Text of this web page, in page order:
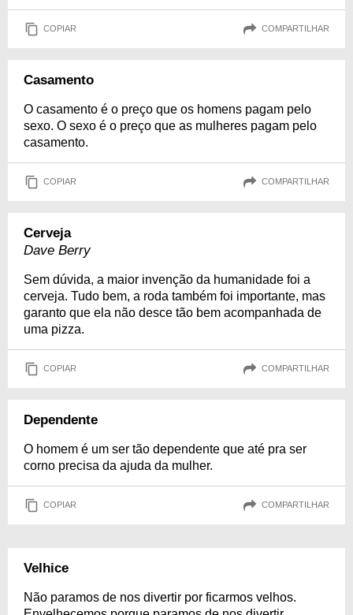
COPIAR COMPARTILHAR
Casamento
O casamento é o preço que os homens pagam pelo
sexo. O sexo é o preço que as mulheres pagam pelo
casamento.
COPIAR COMPARTILHAR
Cerveja
Dave Berry
Sem dúvida, a maior invenção da humanidade foi a
cerveja. Tudo bem, a roda também foi importante, mas
garanto que ela não desce tão bem acompanhada de
uma pizza.
COPIAR COMPARTILHAR
Dependente
O homem é um ser tão dependente que até pra ser
corno precisa da ajuda da mulher.
COPIAR COMPARTILHAR
Velhice
Não paramos de nos divertir por ficarmos velhos.